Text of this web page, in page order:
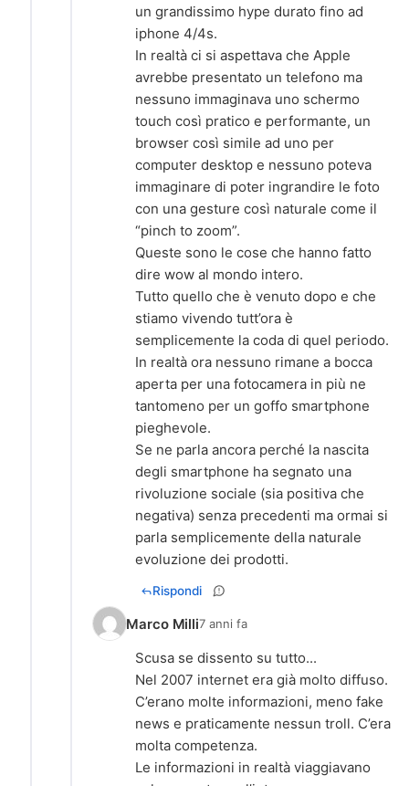
un grandissimo hype durato fino ad
iphone 4/4s.
In realtà ci si aspettava che Apple
avrebbe presentato un telefono ma
nessuno immaginava uno schermo
touch così pratico e performante, un
browser così simile ad uno per
computer desktop e nessuno poteva
immaginare di poter ingrandire le foto
con una gesture così naturale come il
“pinch to zoom”.
Queste sono le cose che hanno fatto
dire wow al mondo intero.
Tutto quello che è venuto dopo e che
stiamo vivendo tutt’ora è
semplicemente la coda di quel periodo.
In realtà ora nessuno rimane a bocca
aperta per una fotocamera in più ne
tantomeno per un goffo smartphone
pieghevole.
Se ne parla ancora perché la nascita
degli smartphone ha segnato una
rivoluzione sociale (sia positiva che
negativa) senza precedenti ma ormai si
parla semplicemente della naturale
evoluzione dei prodotti.
Rispondi
Marco Milli7 anni fa
Scusa se dissento su tutto...
Nel 2007 internet era già molto diffuso.
C’erano molte informazioni, meno fake
news e praticamente nessun troll. C’era
molta competenza.
Le informazioni in realtà viaggiavano